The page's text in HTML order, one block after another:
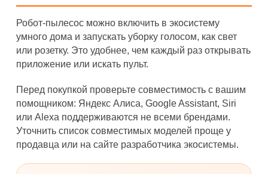
Робот-пылесос можно включить в экосистему
умного дома и запускать уборку голосом, как свет
или розетку. Это удобнее, чем каждый раз открывать
приложение или искать пульт.
Перед покупкой проверьте совместимость с вашим
помощником: Яндекс Алиса, Google Assistant, Siri
или Alexa поддерживаются не всеми брендами.
Уточнить список совместимых моделей проще у
продавца или на сайте разработчика экосистемы.